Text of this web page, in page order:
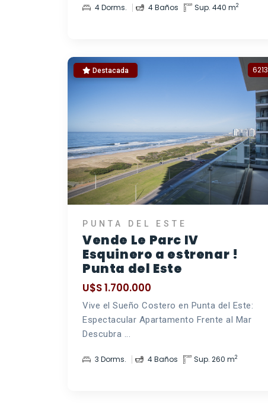
4 Dorms. 4 Baños Sup. 440 m2
Destacada 6213
PUNTA DEL ESTE
Vende Le Parc IV
Esquinero a estrenar !
Punta del Este
U$S 1.700.000
Vive el Sueño Costero en Punta del Este:
Espectacular Apartamento Frente al Mar
Descubra ...
3 Dorms. 4 Baños Sup. 260 m2